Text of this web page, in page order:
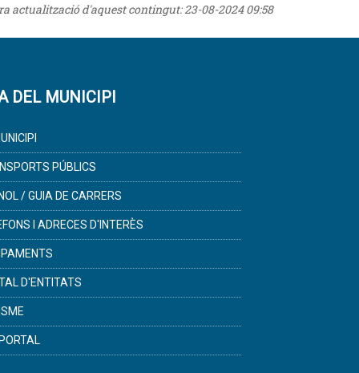
actualització d'aquest contingut:23-08-2024 09:58
DEL MUNICIPI
PÚBLICS
/ GUIA DE CARRERS
I ADRECES D'INTERÈS
D'ENTITATS